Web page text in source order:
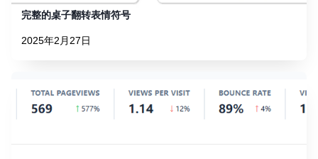
完整的桌子翻转表情符号
2025年2月27日